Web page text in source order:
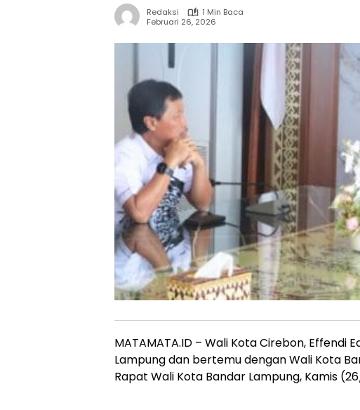
Redaksi
1 Min Baca
Februari 26, 2026
MATAMATA.ID – Wali Kota Cirebon, Effendi
Lampung dan bertemu dengan Wali Kota
Rapat Wali Kota Bandar Lampung, Kamis